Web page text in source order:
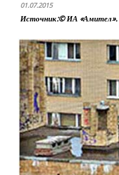
01.07.2015
Источник:© ИА «Амител».